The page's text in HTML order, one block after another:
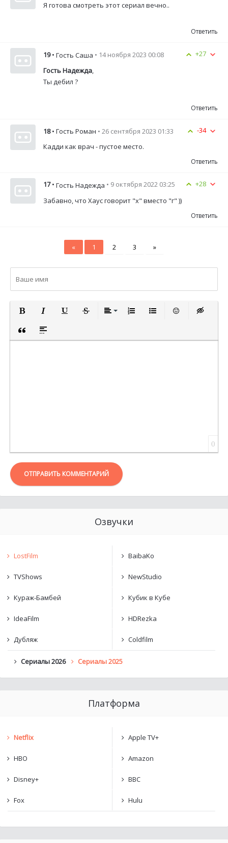
Я готова смотреть этот сериал вечно..
Ответить
+27
19 • Гость Саша • 14 ноября 2023 00:08
Гость Надежда,
Ты дебил ?
Ответить
-34
18 • Гость Роман • 26 сентября 2023 01:33
Кадди как врач - пустое место.
Ответить
+28
17 • Гость Надежда • 9 октября 2022 03:25
Забавно, что Хаус говорит "х" вместо "г" ))
Ответить
« 1 2 3 »
ПОЛУЖИРНЫЙ
КУРСИВ
ВСТАВКА ЦИТАТЫ
ВСТАВКА СПОЙЛЕРА
0
ОТПРАВИТЬ КОММЕНТАРИЙ
Озвучки
LostFilm BaibaKo
TVShows NewStudio
Кураж-Бамбей Кубик в Кубе
IdeaFilm HDRezka
Дубляж Coldfilm
Сериалы 2026 Сериалы 2025
Платформа
Netflix Apple TV+
HBO Amazon
Disney+ BBC
Fox Hulu